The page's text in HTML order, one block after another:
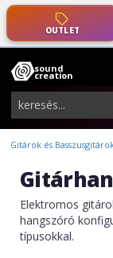
OUTLET
sound
creation
hangszerek,
pro-
audio
felszerelés
Gitárok és
Elektromos
hangszóró
típusokkal.